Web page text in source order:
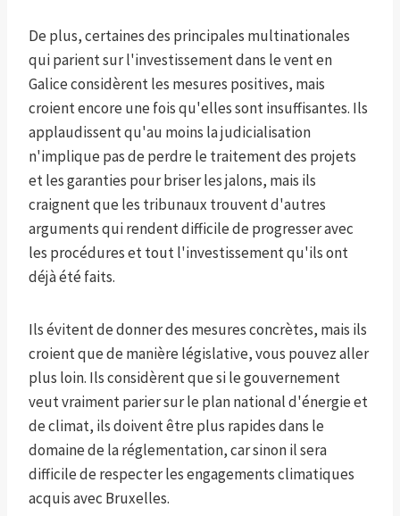
De plus, certaines des principales multinationales
qui parient sur l'investissement dans le vent en
Galice considèrent les mesures positives, mais
croient encore une fois qu'elles sont insuffisantes. Ils
applaudissent qu'au moins la judicialisation
n'implique pas de perdre le traitement des projets
et les garanties pour briser les jalons, mais ils
craignent que les tribunaux trouvent d'autres
arguments qui rendent difficile de progresser avec
les procédures et tout l'investissement qu'ils ont
déjà été faits.
Ils évitent de donner des mesures concrètes, mais ils
croient que de manière législative, vous pouvez aller
plus loin. Ils considèrent que si le gouvernement
veut vraiment parier sur le plan national d'énergie et
de climat, ils doivent être plus rapides dans le
domaine de la réglementation, car sinon il sera
difficile de respecter les engagements climatiques
acquis avec Bruxelles.